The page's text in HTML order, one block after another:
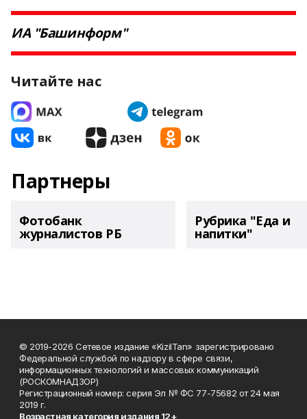
ИА "Башинформ"
Читайте нас
Партнеры
Фотобанк
журналистов РБ
Рубрика "Еда и
напитки"
© 2019-2026 Сетевое издание «KizilTan» зарегистрировано
Федеральной службой по надзору в сфере связи,
информационных технологий и массовых коммуникаций
(РОСКОМНАДЗОР)
Регистрационный номер: серия Эл № ФС 77-75682 от 24 мая
2019 г.
Возрастная категория издания 12+